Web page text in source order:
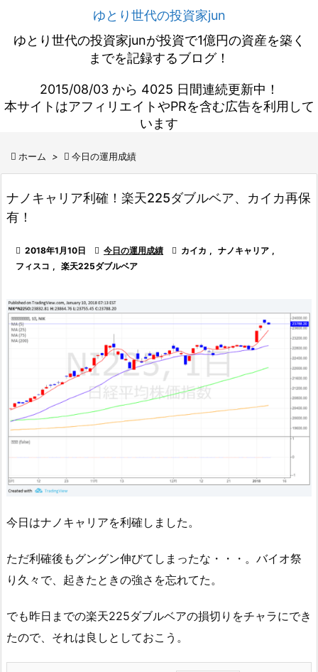
ゆとり世代の投資家jun
ゆとり世代の投資家junが投資で1億円の資産を築く
までを記録するブログ！
2015/08/03 から 4025 日間連続更新中！
本サイトはアフィリエイトやPRを含む広告を利用して
います
 ホーム >  今日の運用成績
ナノキャリア利確！楽天225ダブルベア、カイカ再保
有！
 2018年1月10日  今日の運用成績  カイカ , ナノキャリア ,
フィスコ , 楽天225ダブルベア
今日はナノキャリアを利確しました。
ただ利確後もグングン伸びてしまったな・・・。バイオ祭
り久々で、起きたときの強さを忘れてた。
でも昨日までの楽天225ダブルベアの損切りをチャラにでき
たので、それは良しとしておこう。